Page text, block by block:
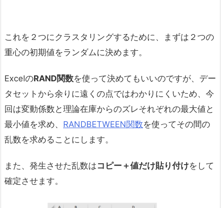
これを２つにクラスタリングするために、まずは２つの
重心の初期値をランダムに決めます。
ExcelのRAND関数を使って決めてもいいのですが、デー
タセットから余りに遠くの点ではわかりにくいため、今
回は変動係数と理論在庫からのズレそれぞれの最大値と
最小値を求め、 RANDBETWEEN関数を使ってその間の
乱数を求めることにします。
また、発生させた乱数はコピー＋値だけ貼り付けをして
確定させます。